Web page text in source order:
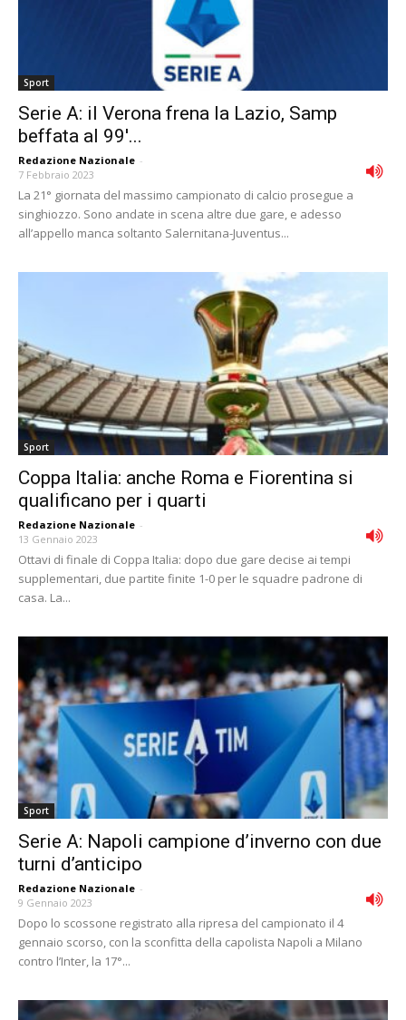
Sport
Serie A: il Verona frena la Lazio, Samp
beffata al 99′...
Redazione Nazionale -
7 Febbraio 2023
La 21° giornata del massimo campionato di calcio prosegue a
singhiozzo. Sono andate in scena altre due gare, e adesso
all’appello manca soltanto Salernitana-Juventus...
Sport
Coppa Italia: anche Roma e Fiorentina si
qualificano per i quarti
Redazione Nazionale -
13 Gennaio 2023
Ottavi di finale di Coppa Italia: dopo due gare decise ai tempi
supplementari, due partite finite 1-0 per le squadre padrone di
casa. La...
Sport
Serie A: Napoli campione d’inverno con due
turni d’anticipo
Redazione Nazionale -
9 Gennaio 2023
Dopo lo scossone registrato alla ripresa del campionato il 4
gennaio scorso, con la sconfitta della capolista Napoli a Milano
contro l’Inter, la 17°...